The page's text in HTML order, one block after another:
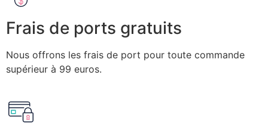
Frais de ports gratuits
Nous offrons les frais de port pour toute commande
supérieur à 99 euros.